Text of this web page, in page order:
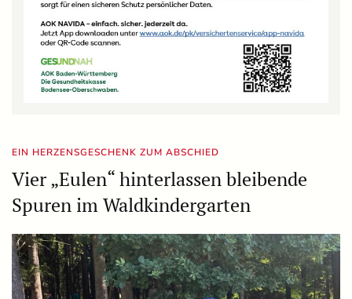
EIN HERZENSGESCHENK ZUM ABSCHIED
Vier „Eulen“ hinterlassen bleibende
Spuren im Waldkindergarten